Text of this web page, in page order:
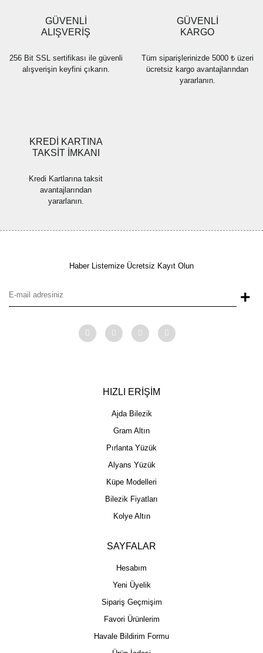
Ürün fiyatı diğer sitelerden daha pahalı.
Bu ürüne benzer farklı alternatifler olmalı.
GÜVENLİ
ALIŞVERİŞ
256 Bit SSL sertifikası ile güvenli
alışverişin keyfini çıkarın.
GÜVENLİ
KARGO
Tüm siparişlerinizde 5000 ₺ üzeri
ücretsiz kargo avantajlarından
yararlanın.
KREDİ KARTINA
TAKSİT İMKANI
Kredi Kartlarına taksit
avantajlarından
yararlanın.
Haber Listemize Ücretsiz Kayıt Olun
+
HIZLI ERİŞİM
Ajda Bilezik
Gram Altın
Pırlanta Yüzük
Alyans Yüzük
Küpe Modelleri
Bilezik Fiyatları
Kolye Altın
SAYFALAR
Hesabım
Yeni Üyelik
Sipariş Geçmişim
Favori Ürünlerim
Havale Bildirim Formu